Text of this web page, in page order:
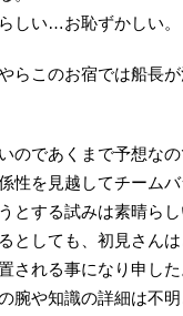
しい…お恥ずかしい。
らこのお宿では船長
のであくまで予想な
性を見越してチーム
とする試みは素晴らし
としても、初見さん
される事になり申した
腕や知識の詳細は不